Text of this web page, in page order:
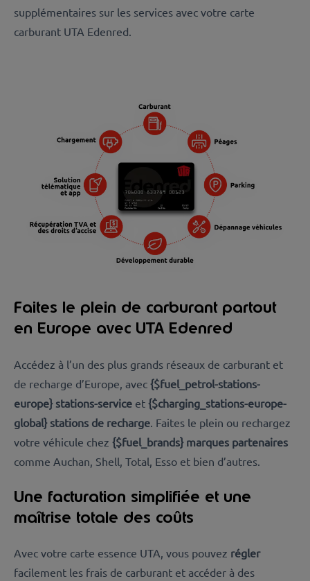
supplémentaires sur les services avec votre carte
carburant UTA Edenred.
Faites le plein de carburant partout
en Europe avec UTA Edenred
Accédez à l’un des plus grands réseaux de carburant et
de recharge d’Europe, avec {$fuel_petrol-stations-
europe} stations-service et {$charging_stations-europe-
global} stations de recharge . Faites le plein ou rechargez
votre véhicule chez {$fuel_brands} marques partenaires
comme Auchan, Shell, Total, Esso et bien d’autres.
Une facturation simplifiée et une
maîtrise totale des coûts
Avec votre carte essence UTA, vous pouvez régler
facilement les frais de carburant et accéder à des